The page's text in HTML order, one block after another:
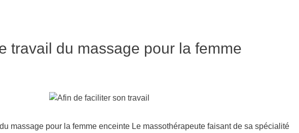
travail du massage pour la femme
massage pour la femme enceinte Le massothérapeute faisant de sa spécialité